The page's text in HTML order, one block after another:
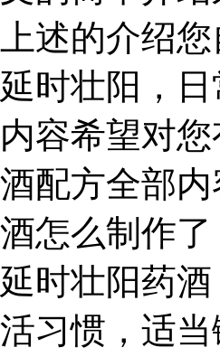
上述的介绍
延时壮阳，
内容希望对
酒配方全部
酒怎么制作
延时壮阳药
活习惯，适